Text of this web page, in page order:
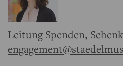
Leitung Spenden,